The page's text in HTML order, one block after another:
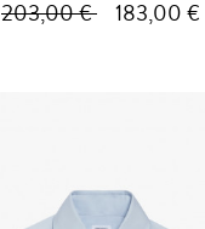
203,00 € 183,00 €